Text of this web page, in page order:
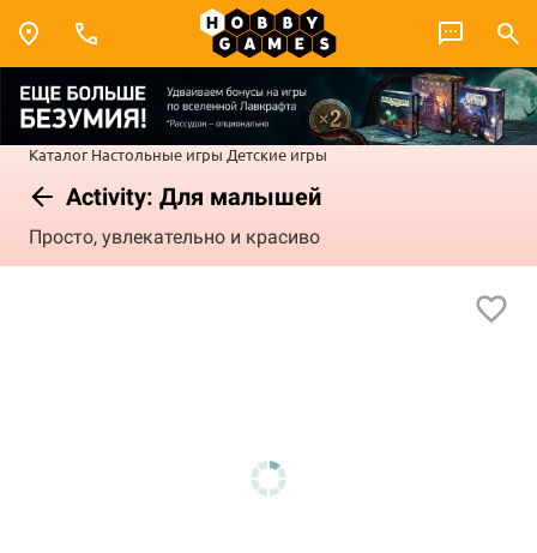
Каталог Настольные игры Детские игры
Activity: Для малышей
Просто, увлекательно и красиво